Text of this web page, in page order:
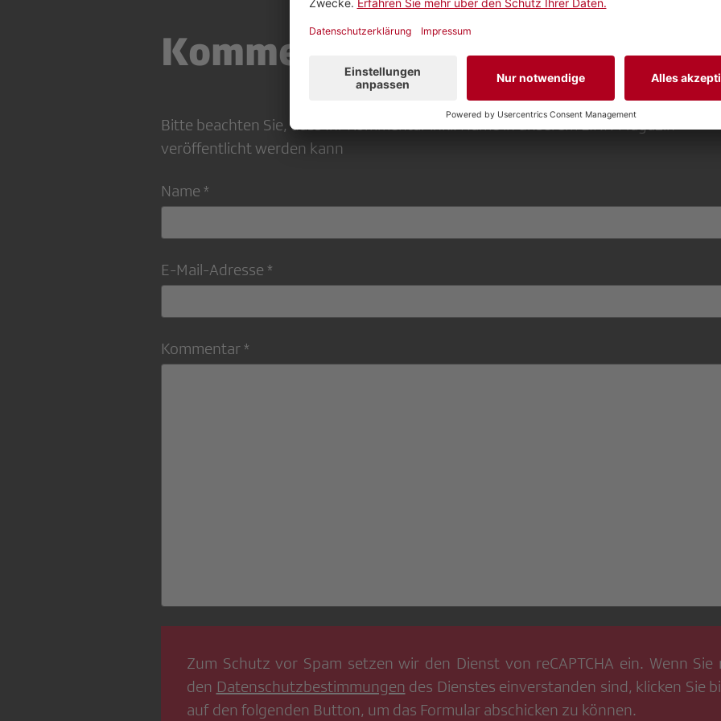
Kommentar
Bitte beachten Sie, dass Ihr Kommentar inkl. Name in unserem LINK-Magazin
veröffentlicht werden kann
Name *
E-Mail-Adresse *
Kommentar *
Zum Schutz vor Spam setzen wir den Dienst von reCAPTCHA ein. Wenn Sie
den Datenschutzbestimmungen des Dienstes einverstanden sind, klicken Sie
auf den folgenden Button, um das Formular abschicken zu können.